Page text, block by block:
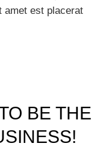
amet est placerat
BE THE